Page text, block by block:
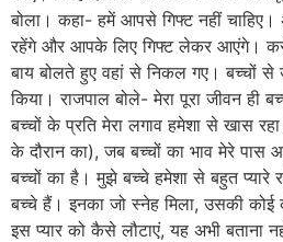
बोला। कहा- हमें आपसे गिफ्ट नहीं
रहेंगे और आपके लिए गिफ्ट लेकर आएंगे।
बाय बोलते हुए वहां से निकल गए। बच्चों से
किया। राजपाल बोले- मेरा पूरा जीवन ही
बच्चों के प्रति मेरा लगाव हमेशा से खास
के दौरान का), जब बच्चों का भाव मेरे पास
बच्चों का है। मुझे बच्चे हमेशा से बहुत प्यारे
बच्चे हैं। इनका जो स्नेह मिला, उसकी
इस प्यार को कैसे लौटाएं, यह अभी बताना